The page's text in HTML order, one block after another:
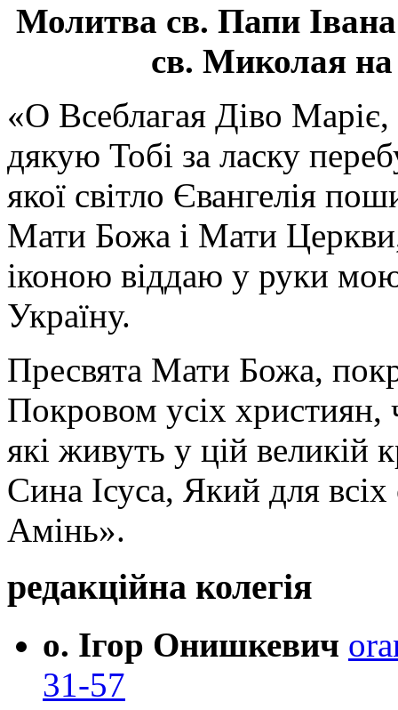
Молитва св. Папи
св. Миколая на
«О Всеблагая Діво
дякую Тобі за ласку
якої світло Євангелія
Мати Божа і Мати
іконою віддаю у руки
Україну.
Пресвята Мати Божа,
Покровом усіх християн,
які живуть у цій великій
Сина Ісуса, Який для
Амінь».
редакційна колегія
о. Ігор Онишкевич
31-57